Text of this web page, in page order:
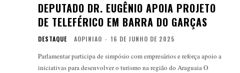
DEPUTADO DR. EUGÊNIO APOIA PROJETO
DE TELEFÉRICO EM BARRA DO GARÇAS
DESTAQUE AOPINIAO - 16 DE JUNHO DE 2025
Parlamentar participa de simpósio com empresários e reforça apoio a
iniciativas para desenvolver o turismo na região do Araguaia O